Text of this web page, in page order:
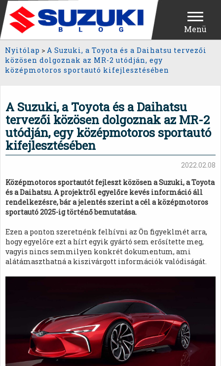
Menü
Nyitólap > A Suzuki, a Toyota és a Daihatsu tervezői
közösen dolgoznak az MR-2 utódján, egy
középmotoros sportautó kifejlesztésében
A Suzuki, a Toyota és a Daihatsu
tervezői közösen dolgoznak az MR-2
utódján, egy középmotoros sportautó
kifejlesztésében
2022.02.08
Középmotoros sportautót fejleszt közösen a Suzuki, a Toyota
és a Daihatsu. A projektről egyelőre kevés információ áll
rendelkezésre, bár a jelentés szerint a cél a középmotoros
sportautó 2025-ig történő bemutatása.
Ezen a ponton szeretnénk felhívni az Ön figyeklmét arra,
hogy egyelőre ezt a hírt egyik gyártó sem erősítette meg,
vagyis nincs semmilyen konkrét dokumentum, ami
alátámaszthatná a kiszivárgott információk valódiságát.